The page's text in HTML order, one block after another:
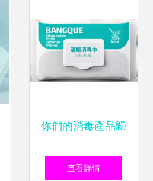
你們的消毒產品歸
類正確嗎？——消
查看詳情